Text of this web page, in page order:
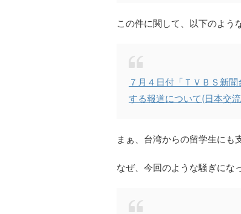
この件に関して、以下のよう
７月４日付「ＴＶＢＳ新
する報道について(日本交
まぁ、台湾からの留学生にも
なぜ、今回のような騒ぎにな